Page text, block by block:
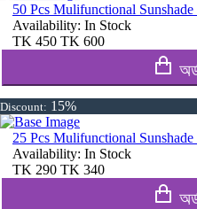
50 Pcs Mulifunctional
Availability: In Stock
TK 450 TK 600
Discount: 15%
25 Pcs Mulifunctional
Availability: In Stock
TK 290 TK 340